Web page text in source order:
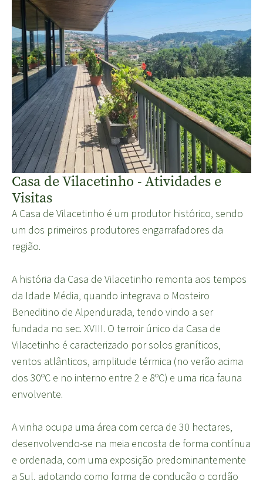
Casa de Vilacetinho - Atividades e
Visitas
A Casa de Vilacetinho é um produtor histórico, sendo
um dos primeiros produtores engarrafadores da
região.
A história da Casa de Vilacetinho remonta aos tempos
da Idade Média, quando integrava o Mosteiro
Beneditino de Alpendurada, tendo vindo a ser
fundada no sec. XVIII. O terroir único da Casa de
Vilacetinho é caracterizado por solos graníticos,
ventos atlânticos, amplitude térmica (no verão acima
dos 30ºC e no interno entre 2 e 8ºC) e uma rica fauna
envolvente.
A vinha ocupa uma área com cerca de 30 hectares,
desenvolvendo-se na meia encosta de forma contínua
e ordenada, com uma exposição predominantemente
a Sul, adotando como forma de condução o cordão